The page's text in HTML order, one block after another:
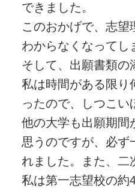
できました。
このおかげで、志
わからなくなってし
そして、出願書類の
私は時間がある限り
ったので、しつこい
他の大学も出願期間
思うのですが、必ず
れました。また、二
私は第一志望校の約